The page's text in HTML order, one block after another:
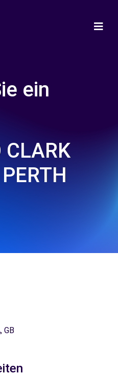
ein
CLARK
GB